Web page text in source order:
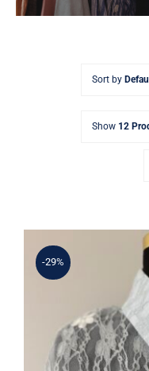
Sort by
Show 12
-29%